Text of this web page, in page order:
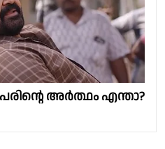
അർത്ഥം എന്താ?